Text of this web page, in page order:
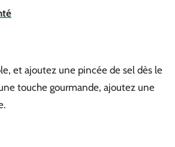
et ajoutez une pincée de sel dès le
touche gourmande, ajoutez une